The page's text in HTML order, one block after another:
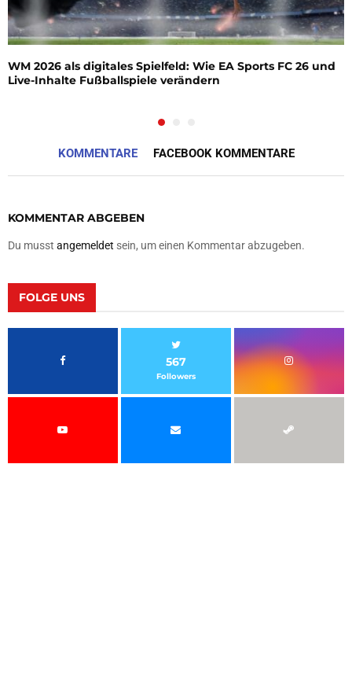
WM 2026 als digitales Spielfeld: Wie EA Sports FC 26 und
Live-Inhalte Fußballspiele verändern
KOMMENTARE FACEBOOK KOMMENTARE
KOMMENTAR ABGEBEN
Du musst angemeldet sein, um einen Kommentar abzugeben.
FOLGE UNS
567
Followers